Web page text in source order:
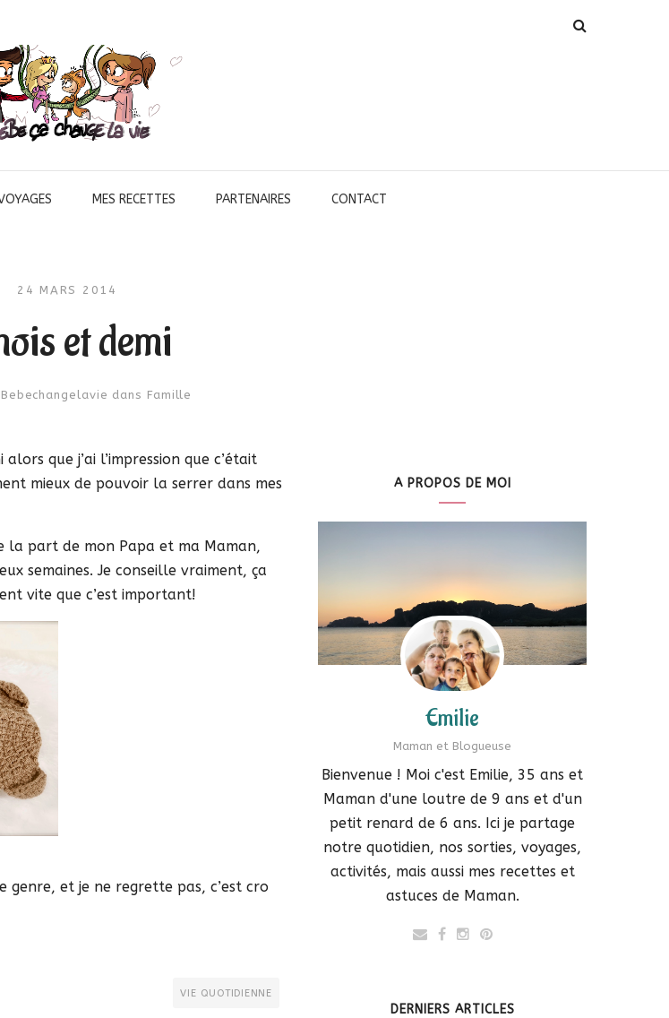
MES RECETTES PARTENAIRES CONTACT
24 MARS 2014
et demi
Bebechangelavie dans Famille
que j’ai l’impression que c’était
mieux de pouvoir la serrer dans mes
la part de mon Papa et ma Maman,
semaines. Je conseille vraiment, ça
vite que c’est important!
genre, et je ne regrette pas, c’est cro
VIE QUOTIDIENNE
A PROPOS DE MOI
Emilie
Maman et Blogueuse
Bienvenue ! Moi c'est Emilie, 35 ans et
Maman d'une loutre de 9 ans et d'un
petit renard de 6 ans. Ici je partage
notre quotidien, nos sorties, voyages,
activités, mais aussi mes recettes et
astuces de Maman.
DERNIERS ARTICLES